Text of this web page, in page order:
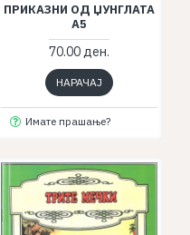
ПРИКАЗНИ ОД ЏУНГЛАТА
А5
70.00 ден.
НАРАЧАЈ
Имате прашање?